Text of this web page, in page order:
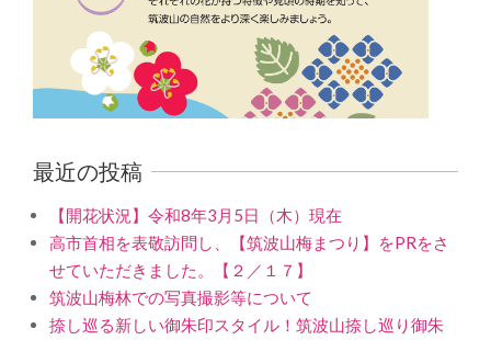
最近の投稿
【開花状況】令和8年3月5日（木）現在
高市首相を表敬訪問し、【筑波山梅まつり】をPRをさ
せていただきました。【２／１７】
筑波山梅林での写真撮影等について
捺し巡る新しい御朱印スタイル！筑波山捺し巡り御朱